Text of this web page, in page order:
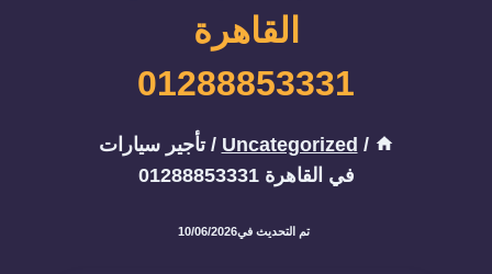
القاهرة
01288853331
/
Uncategorized
/ تأجير سيارات
في القاهرة 01288853331
تم التحديث في10/06/2026